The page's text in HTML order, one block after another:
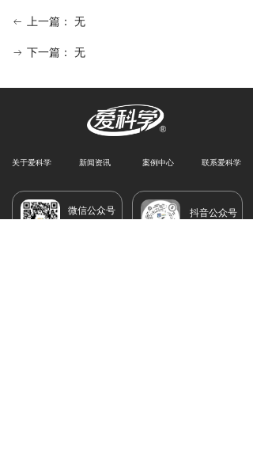
ꂃ 上一篇： 无
ꁹ 下一篇： 无
关于爱科学 新闻资讯 案例中心 联系爱科学
微信公众号
抖音公众号